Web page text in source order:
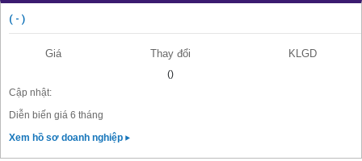
( - )
Giá Thay đổi KLGD
()
Cập nhật:
Diễn biến giá 6 tháng
Xem hồ sơ doanh nghiệp